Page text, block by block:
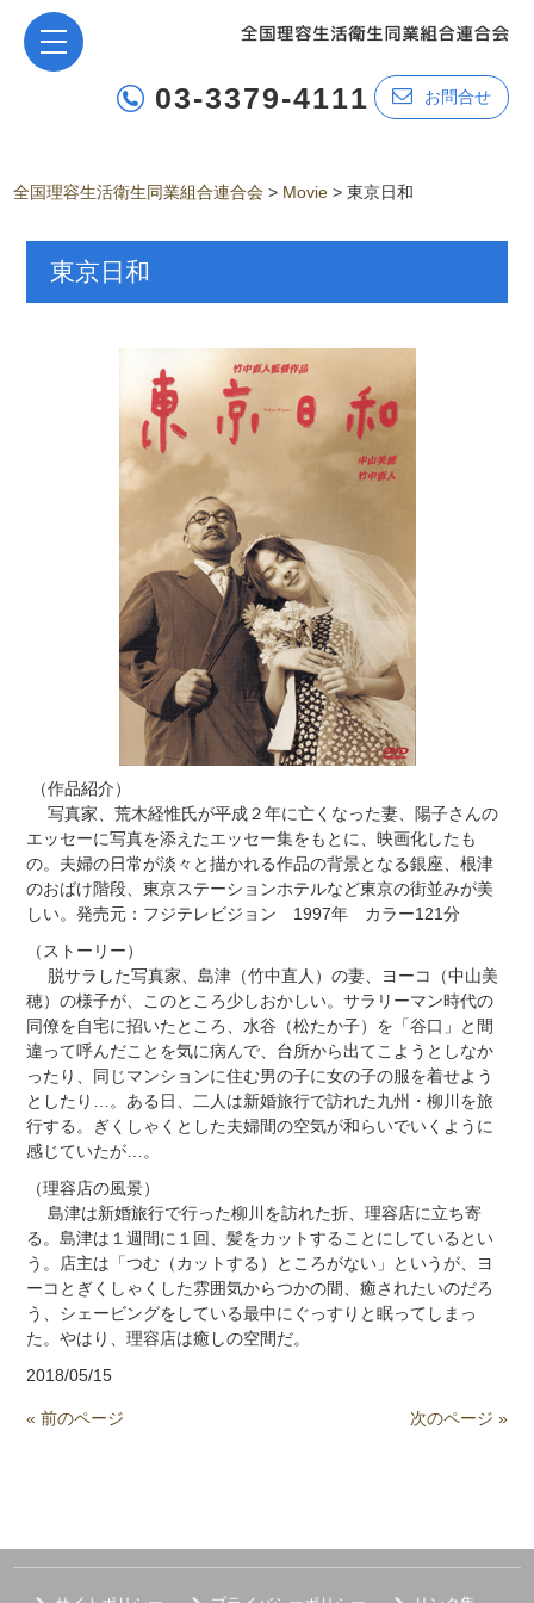
03-3379-4111 お問合せ
全国理容生活衛生同業組合連合会 > Movie >東京日和
東京日和
（作品紹介）
写真家、荒木経惟氏が平成２年に亡くなった妻、陽子さんの
エッセーに写真を添えたエッセー集をもとに、映画化したも
の。夫婦の日常が淡々と描かれる作品の背景となる銀座、根津
のおばけ階段、東京ステーションホテルなど東京の街並みが美
しい。発売元：フジテレビジョン 1997年 カラー121分
（ストーリー）
脱サラした写真家、島津（竹中直人）の妻、ヨーコ（中山美
穂）の様子が、このところ少しおかしい。サラリーマン時代の
同僚を自宅に招いたところ、水谷（松たか子）を「谷口」と間
違って呼んだことを気に病んで、台所から出てこようとしなか
ったり、同じマンションに住む男の子に女の子の服を着せよう
としたり…。ある日、二人は新婚旅行で訪れた九州・柳川を旅
行する。ぎくしゃくとした夫婦間の空気が和らいでいくように
感じていたが…。
（理容店の風景）
島津は新婚旅行で行った柳川を訪れた折、理容店に立ち寄
る。島津は１週間に１回、髪をカットすることにしているとい
う。店主は「つむ（カットする）ところがない」というが、ヨ
ーコとぎくしゃくした雰囲気からつかの間、癒されたいのだろ
う、シェービングをしている最中にぐっすりと眠ってしまっ
た。やはり、理容店は癒しの空間だ。
2018/05/15
« 前のページ 次のページ »